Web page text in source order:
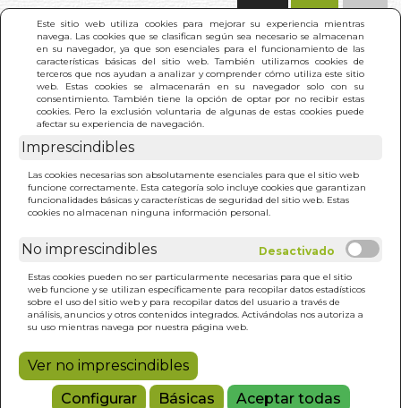
Este sitio web utiliza cookies para mejorar su experiencia mientras
navega. Las cookies que se clasifican según sea necesario se almacenan
en su navegador, ya que son esenciales para el funcionamiento de las
características básicas del sitio web. También utilizamos cookies de
terceros que nos ayudan a analizar y comprender cómo utiliza este sitio
web. Estas cookies se almacenarán en su navegador solo con su
consentimiento. También tiene la opción de optar por no recibir estas
cookies. Pero la exclusión voluntaria de algunas de estas cookies puede
afectar su experiencia de navegación.
Imprescindibles
Las cookies necesarias son absolutamente esenciales para que el sitio web
funcione correctamente. Esta categoría solo incluye cookies que garantizan
funcionalidades básicas y características de seguridad del sitio web. Estas
cookies no almacenan ninguna información personal.
No imprescindibles
Estas cookies pueden no ser particularmente necesarias para que el sitio
web funcione y se utilizan específicamente para recopilar datos estadísticos
sobre el uso del sitio web y para recopilar datos del usuario a través de
análisis, anuncios y otros contenidos integrados. Activándolas nos autoriza a
su uso mientras navega por nuestra página web.
Ver no imprescindibles
Configurar
Básicas Aceptar todas
INICIO >
PARALELAS, LAS